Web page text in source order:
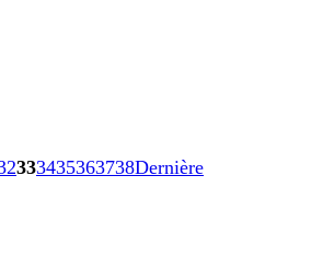
333435363738Dernière